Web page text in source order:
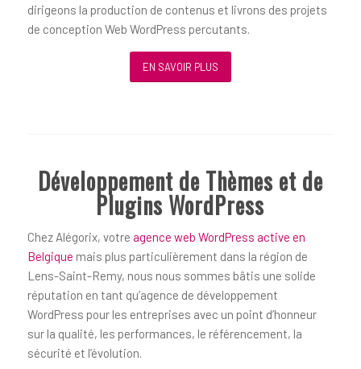
dirigeons la production de contenus et livrons des projets
de conception Web WordPress percutants.
EN SAVOIR PLUS
Développement de Thèmes et de
Plugins WordPress
Chez Alégorix, votre agence web WordPress active en
Belgique mais plus particulièrement dans la région de
Lens-Saint-Remy, nous nous sommes bâtis une solide
réputation en tant qu’agence de développement
WordPress pour les entreprises avec un point d’honneur
sur la qualité, les performances, le référencement, la
sécurité et l’évolution.